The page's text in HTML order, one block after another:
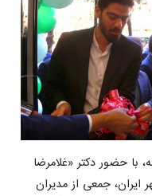
با حضور دکتر «غلامرضا
ایران، جمعی از مدیران